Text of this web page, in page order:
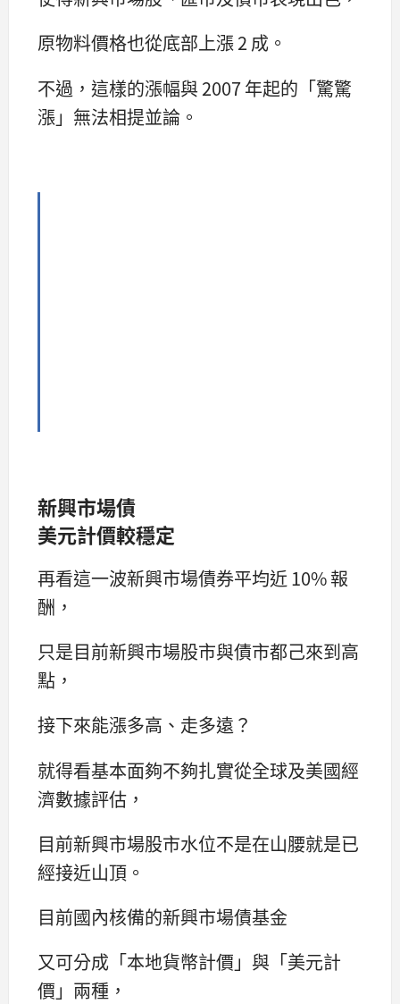
原物料價格也從底部上漲 2 成。
不過，這樣的漲幅與 2007 年起的「驚驚
漲」無法相提並論。
新興市場債
美元計價較穩定
再看這一波新興市場債券平均近 10% 報
酬，
只是目前新興市場股市與債市都己來到高
點，
接下來能漲多高、走多遠？
就得看基本面夠不夠扎實從全球及美國經
濟數據評估，
目前新興市場股市水位不是在山腰就是已
經接近山頂。
目前國內核備的新興市場債基金
又可分成「本地貨幣計價」與「美元計
價」兩種，